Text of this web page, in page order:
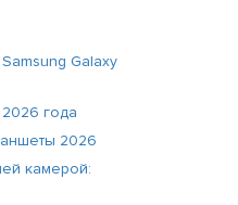
Galaxy
года
2026
камерой: